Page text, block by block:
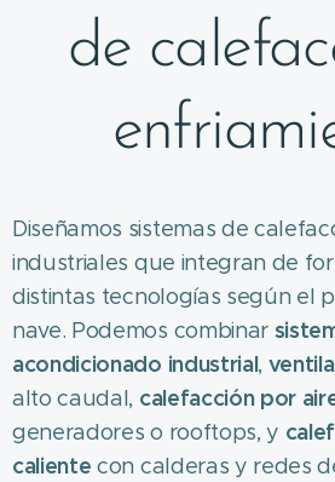
de
Diseñamos sistemas de
industriales que integran de
distintas tecnologías según el
nave. Podemos combinar
acondicionado industrial,
alto caudal, calefacción por
generadores o rooftops, y
caliente con calderas y redes